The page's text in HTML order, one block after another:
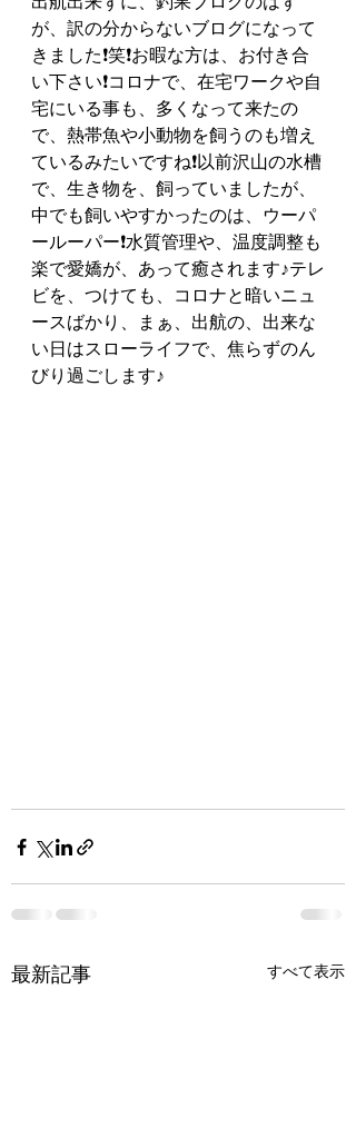
が、訳の分からないブログになって
きました❗️笑❗️お暇な方は、お付き合
い下さい❗️コロナで、在宅ワークや自
宅にいる事も、多くなって来たの
で、熱帯魚や小動物を飼うのも増え
ているみたいですね❗️以前沢山の水槽
で、生き物を、飼っていましたが、
中でも飼いやすかったのは、ウーパ
ールーパー❗️水質管理や、温度調整も
楽で愛嬌が、あって癒されます♪テレ
ビを、つけても、コロナと暗いニュ
ースばかり、まぁ、出航の、出来な
い日はスローライフで、焦らずのん
びり過ごします♪
最新記事 すべて表示